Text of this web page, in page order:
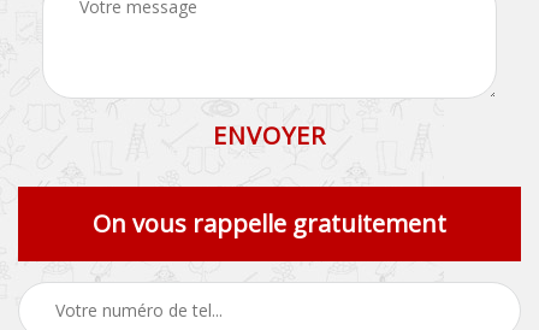
On vous rappelle gratuitement